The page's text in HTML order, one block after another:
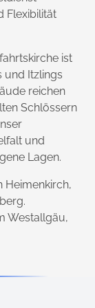
Flexibilität
ist
und Itzlings
reichen
Schlössern
und
Lagen.
Heimenkirch,
Westallgäu,